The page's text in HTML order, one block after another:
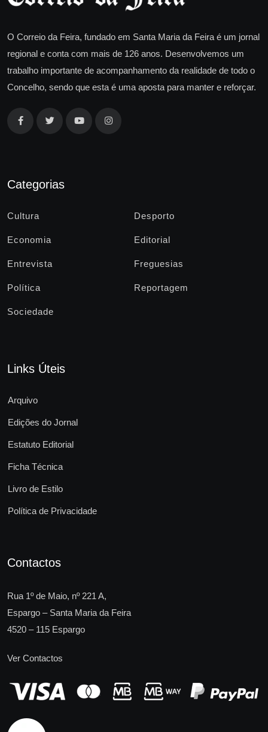
O Correio da Feira, fundado em Santa Maria da Feira é um jornal
regional e conta com mais de 126 anos. Desenvolvemos um
trabalho importante de acompanhamento da realidade de todo o
Concelho, sendo que esta é uma aposta para manter e reforçar.
Categorias
Cultura Desporto
Economia Editorial
Entrevista Freguesias
Política Reportagem
Sociedade
Links Úteis
Arquivo
Edições do Jornal
Estatuto Editorial
Ficha Técnica
Livro de Estilo
Política de Privacidade
Contactos
Rua 1º de Maio, nº 221 A,
Espargo – Santa Maria da Feira
4520 – 115 Espargo
Ver Contactos